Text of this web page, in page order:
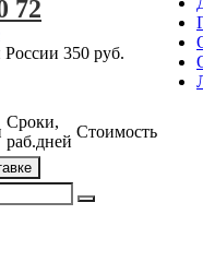
72
России 350 руб.
Сроки,
раб.дней
Стоимость